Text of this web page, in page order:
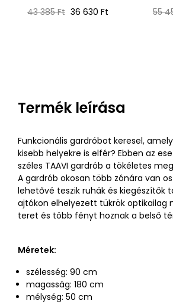
Normál
43 385 Ft Ár
36 630 Ft 55
Termék leírása
Funkcionális gardróbot keresel,
kisebb helyekre is elfér? Ebben az
széles TAAVI gardrób a tökéletes
A gardrób okosan több zónára van
lehetővé teszik ruhák és kiegészítők
ajtókon elhelyezett tükrök optikailag
teret és több fényt hoznak a belső
Méretek:
szélesség: 90 cm
magasság: 180 cm
mélység: 50 cm